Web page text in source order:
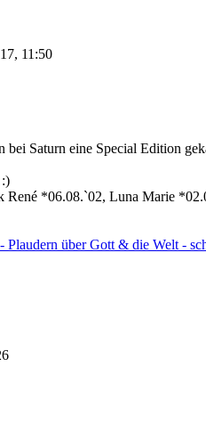
11:50
bei Saturn eine Special Edition
*06.08.`02, Luna Marie
über Gott & die Welt -